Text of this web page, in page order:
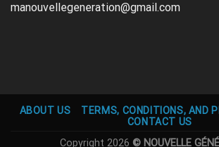
manouvellegeneration@gmail.com
ABOUT US
TERMS, CONDITIONS, AND
CONTACT US
Copyright 2026 © NOUVELLE